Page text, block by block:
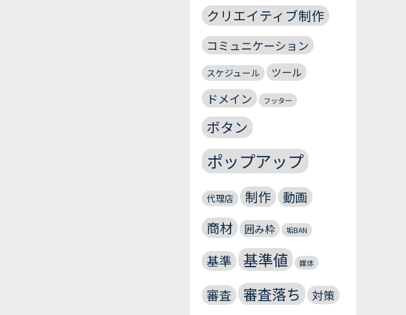
クリエイティブ制作
コミュニケーション
スケジュール ツール
ドメイン フッター
ボタン
ポップアップ
代理店 制作 動画
商材 囲み枠 垢BAN
基準 基準値 媒体
審査 審査落ち 対策